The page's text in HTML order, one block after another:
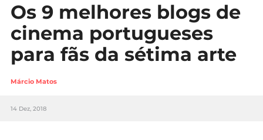
Carreira
Casa
Lifestyle
Sociedade
Os 9 melhores blogs de
cinema portugueses
para fãs da sétima arte
Márcio Matos
14 Dez, 2018